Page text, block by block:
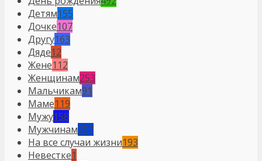
Детям155
Дочке107
Другу163
Дяде12
Жене112
Женщинам253
Мальчикам91
Маме119
Мужу158
Мужчинам297
На все случаи жизни193
Невестке1